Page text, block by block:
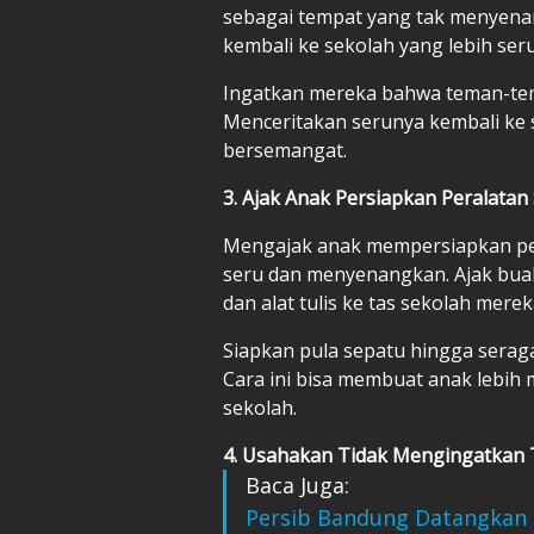
sebagai tempat yang tak
kembali ke sekolah yang lebih
Ingatkan mereka bahwa teman-
Menceritakan serunya kembali
bersemangat.
3. Ajak Anak Persiapkan Peralatan
Mengajak anak mempersiapkan
seru dan menyenangkan. Ajak
dan alat tulis ke tas sekolah
Siapkan pula sepatu hingga
Cara ini bisa membuat anak lebih
sekolah.
4. Usahakan Tidak Mengingatkan
Baca Juga:
Persib Bandung